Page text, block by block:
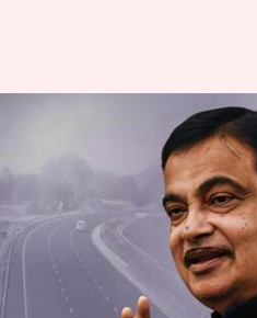
Nitin Gadkari
రహదారులపై
గడ్కరీ
వ్రాసిన వారు Jayachandra Akuri Sep 29,
ఈ వార్తాకథనం ఏంటి